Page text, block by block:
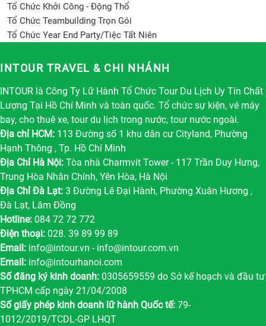
Tổ Chức Khởi Công - Động Thổ
Tổ Chức Teambuilding Trọn Gói
Tổ Chức Year End Party/Tiệc Tất Niên
INTOUR TRAVEL & CHI NHÁNH
INTOUR là Công Ty Lữ Hành Tổ Chức Tour Du Lịch Uy Tín Chất
Lượng Tại Hồ Chí Minh và toàn quốc. Tổ chức sự kiện, vé máy
bay, cho thuê xe, tour du lịch trong nước, tour nước ngoài.
Địa chỉ HCM: 113 Đường số 1 khu dân cư Cityland, Phường
Hạnh Thông , Tp. Hồ Chí Minh
Địa Chỉ Hà Nội: Tòa nhà Charmvit Tower - 117 Trần Duy Hưng,
Trung Hòa Nhân Chính, Yên Hòa, Hà Nội
Địa Chỉ Đà Lạt: 3 Đường Lê Đại Hành, Phường Xuân Hương ,
Đà Lạt, Lâm Đồng
Hotline: 084 72 72 772
Điện thoại: 028. 39 89 99 89
Email: info@intour.vn - info@intour.com.vn
Email: info@intourhanoi.com
Số đăng ký kinh doanh: 0305659559 do Sở kế hoạch và đầu tư
TPHCM cấp ngày 21/04/2008
Số giấy phép kinh doanh lữ hành Quốc tế: 79-
1012/2019/TCDL-GP LHQT